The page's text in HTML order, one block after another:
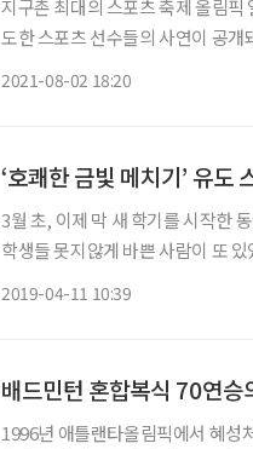
지구촌 최대의 스포츠 축제 올림픽
도한 스포츠 선수들의 사연이 공개
2021-08-02 18:20
‘호쾌한 금빛 메치기’ 유
3월 초, 이제 막 새 학기를 시작한
학생들 못지않게 바쁜 사람이 또
2019-04-11 10:39
배드민턴 혼합복식 70연승
1996년 애틀랜타올림픽에서 혜성